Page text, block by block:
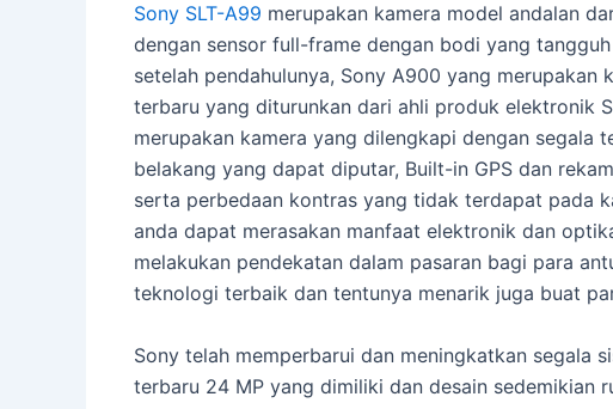
Sony SLT-A99 merupakan kamera model andalan
dengan sensor full-frame dengan bodi yang
setelah pendahulunya, Sony A900 yang
terbaru yang diturunkan dari ahli produk elektronik
merupakan kamera yang dilengkapi dengan
belakang yang dapat diputar, Built-in GPS dan
serta perbedaan kontras yang tidak terdapat pada
anda dapat merasakan manfaat elektronik dan
melakukan pendekatan dalam pasaran bagi para
teknologi terbaik dan tentunya menarik juga buat
Sony telah memperbarui dan meningkatkan segala
terbaru 24 MP yang dimiliki dan desain sedemikian